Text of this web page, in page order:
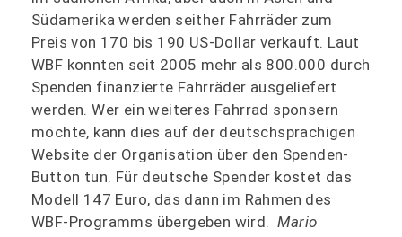
Südamerika werden seither Fahrräder zum
Preis von 170 bis 190 US-Dollar verkauft. Laut
WBF konnten seit 2005 mehr als 800.000 durch
Spenden finanzierte Fahrräder ausgeliefert
werden. Wer ein weiteres Fahrrad sponsern
möchte, kann dies auf der deutschsprachigen
Website der Organisation über den Spenden-
Button tun. Für deutsche Spender kostet das
Modell 147 Euro, das dann im Rahmen des
WBF-Programms übergeben wird. Mario